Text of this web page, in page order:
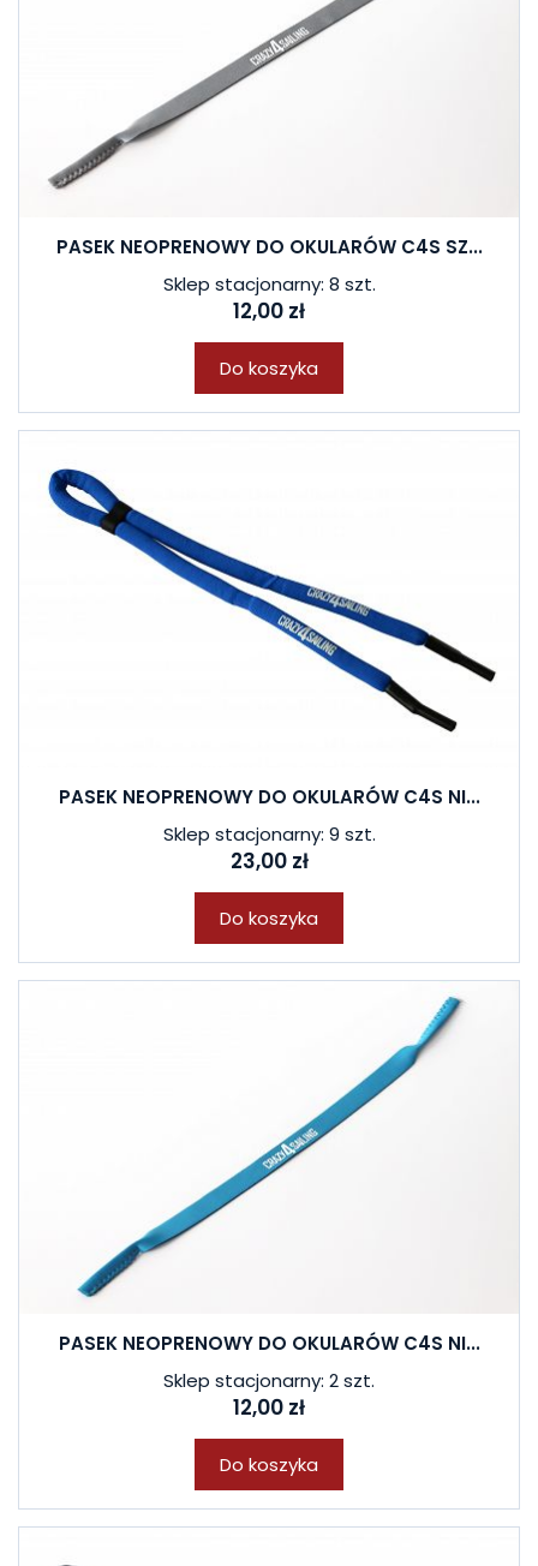
PASEK NEOPRENOWY DO OKULARÓW C4S SZ...
Sklep stacjonarny: 8 szt.
12,00 zł
Do koszyka
PASEK NEOPRENOWY DO OKULARÓW C4S NI...
Sklep stacjonarny: 9 szt.
23,00 zł
Do koszyka
PASEK NEOPRENOWY DO OKULARÓW C4S NI...
Sklep stacjonarny: 2 szt.
12,00 zł
Do koszyka